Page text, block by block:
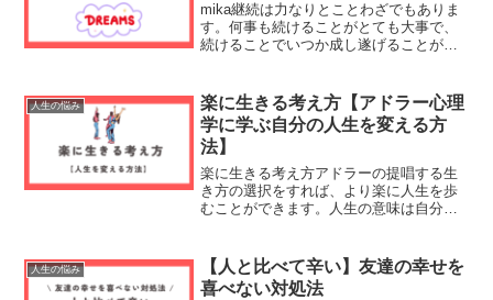
mika継続は力なりとことわざでもありま
す。何事も続けることがとても大事で、
続けることでいつか成し遂げることがで
な夢を叶えるための続ける力とはなにか
今回ご紹介していきま...
人生の悩み
楽に生きる考え方【アドラー心理
学に学ぶ自分の人生を変える方
法】
楽に生きる考え方アドラーの提唱する生
き方の選択をすれば、より楽に人生を歩
むことができます。人生の意味は自分自
っていくものです。過去のこれまでの出
来事によって、自分の人生...
人生の悩み
【人と比べて辛い】友達の幸せを
喜べない対処法